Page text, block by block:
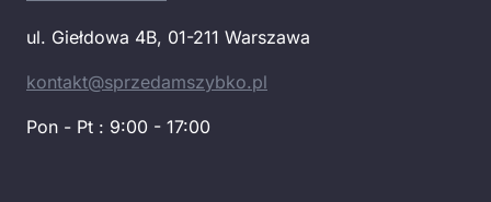
ul. Giełdowa 4B, 01-211 Warszawa
kontakt@sprzedamszybko.pl
Pon - Pt : 9:00 - 17:00